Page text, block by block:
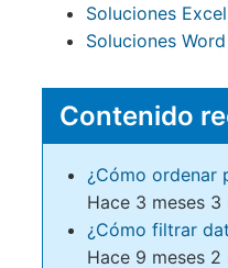
Soluciones Excel
Soluciones Word
Contenido
¿Cómo ordenar
Hace 3 meses 3
¿Cómo filtrar
Hace 9 meses 2